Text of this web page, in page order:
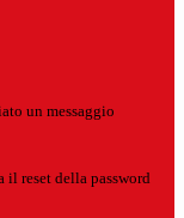
un messaggio
il reset della password